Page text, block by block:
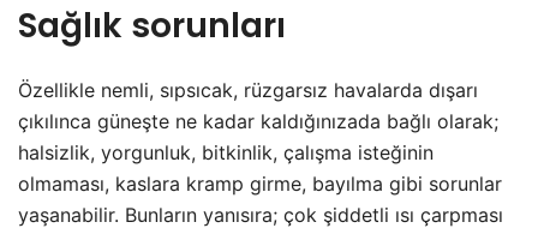
Sağlık sorunları
Özellikle nemli, sıpsıcak, rüzgarsız havalarda dışarı
çıkılınca güneşte ne kadar kaldığınızada bağlı olarak;
halsizlik, yorgunluk, bitkinlik, çalışma isteğinin
olmaması, kaslara kramp girme, bayılma gibi sorunlar
yaşanabilir. Bunların yanısıra; çok şiddetli ısı çarpması